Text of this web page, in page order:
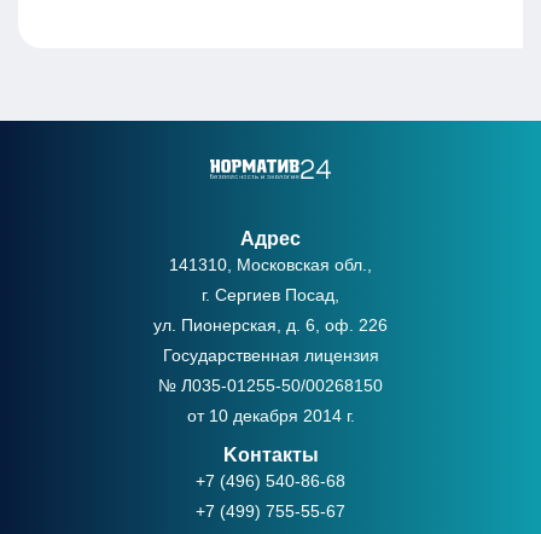
Адрес
141310, Московская обл.,
г. Сергиев Посад,
ул. Пионерская, д. 6, оф. 226
Государственная лицензия
№ Л035-01255-50/00268150
от 10 декабря 2014 г.
Kонтакты
+7 (496) 540-86-68
+7 (499) 755-55-67